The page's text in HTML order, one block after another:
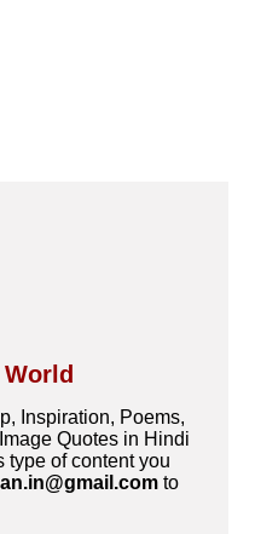
Inspiration, Poems,
Quotes in Hindi
type of content you
to